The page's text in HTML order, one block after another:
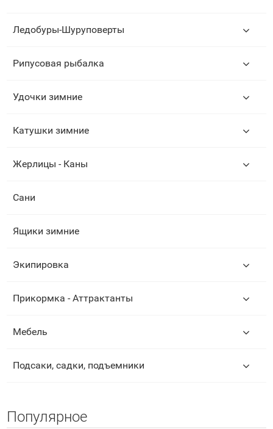
Ледобуры-Шуруповерты
Рипусовая рыбалка
Удочки зимние
Катушки зимние
Жерлицы - Каны
Сани
Ящики зимние
Экипировка
Прикормка - Аттрактанты
Мебель
Подсаки, садки, подъемники
Популярное